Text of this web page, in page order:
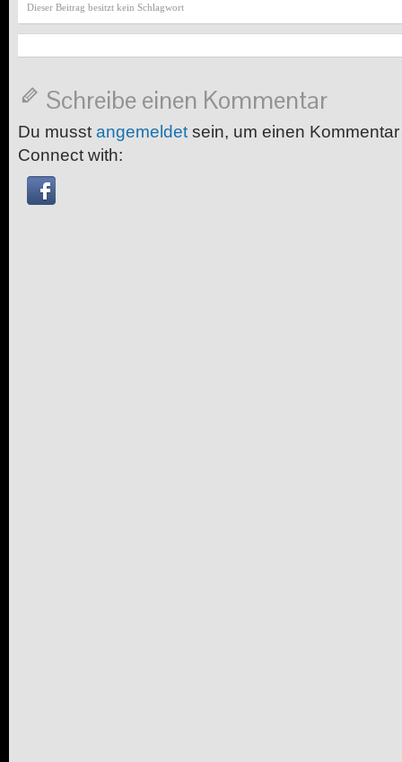
Dieser Beitrag besitzt kein Schlagwort
Schreibe einen Kommentar
Du musst angemeldet sein, um einen
Connect with: